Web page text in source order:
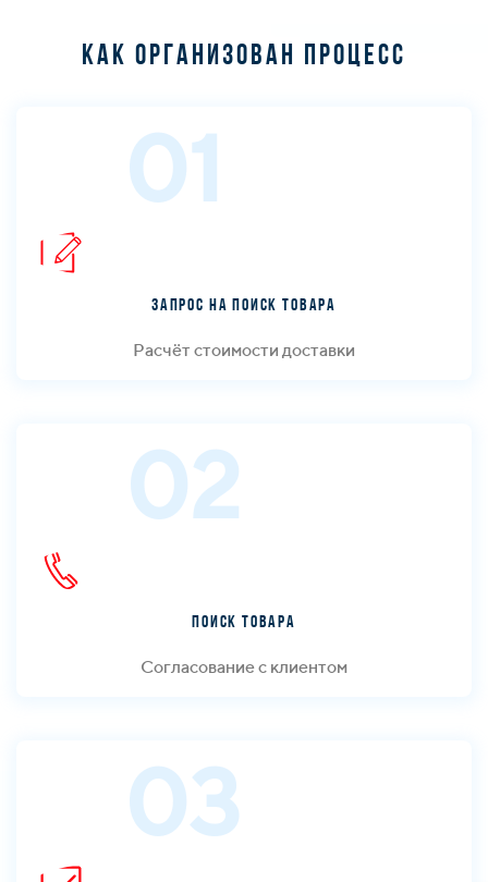
Как организован процесс
01
Запрос на поиск товара
Расчёт стоимости доставки
02
Поиск товара
Согласование с клиентом
03